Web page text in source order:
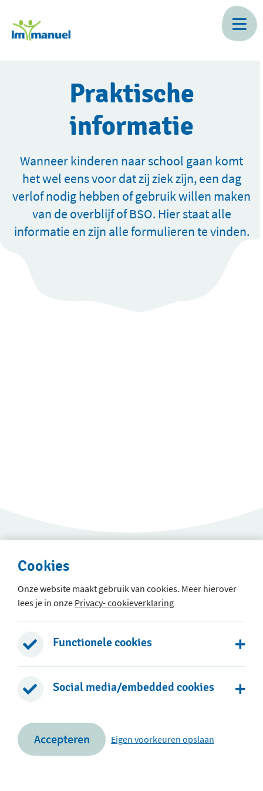
main
Praktische
informatie
Wanneer kinderen naar school gaan komt
het wel eens voor dat zij ziek zijn, een dag
verlof nodig hebben of gebruik willen maken
van de overblijf of BSO. Hier staat alle
informatie en zijn alle formulieren te vinden.
Boomgaard 2
2771 PC Boskoop
0172 - 214143 optie 1
Immanuelschool groep 6 t/m 8
Snijdelwijklaan 4b
Cookies
Onze website maakt gebruik van cookies. Meer hierover
lees je in onze Privacy- cookieverklaring
Functionele cookies
Social media/embedded cookies
Accepteren Eigen voorkeuren opslaan